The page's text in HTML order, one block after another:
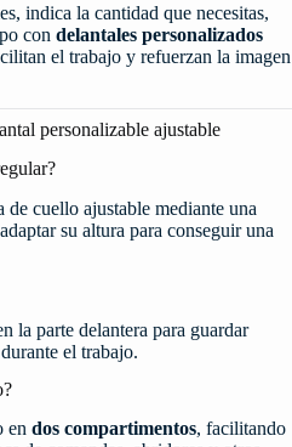
indica la cantidad que necesitas,
con delantales personalizados
el trabajo y refuerzan la imagen
personalizable ajustable
cuello ajustable mediante una
su altura para conseguir una
la parte delantera para guardar
el trabajo.
en dos compartimentos, facilitando